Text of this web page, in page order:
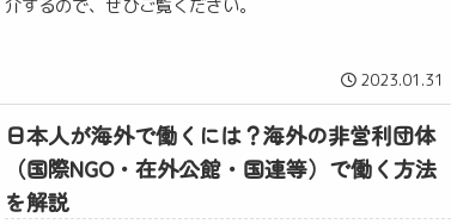
介するので、ぜひご覧ください。
2023.01.31
日本人が海外で働くには？海外の非営利団体
（国際NGO・在外公館・国連等）で働く方法
を解説